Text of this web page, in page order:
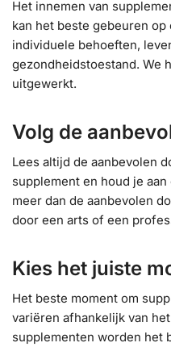
Het innemen van
kan het beste gebeuren
individuele behoeften,
gezondheidstoestand. We
uitgewerkt.
Volg de
Lees altijd de aanbevolen
supplement en houd je
meer dan de aanbevolen
door een arts of een
Kies het juiste
Het beste moment om
variëren afhankelijk van
supplementen worden het